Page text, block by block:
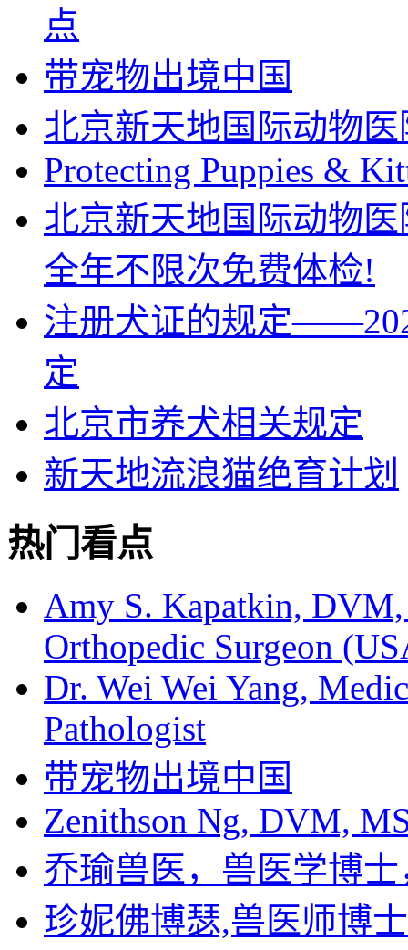
点
带宠物出境中国
北京新天地国际动物
Protecting Puppies &
北京新天地国际动物
全年不限次免费体检!
注册犬证的规定
定
北京市养犬相关规定
新天地流浪猫绝育计划
热门看点
Amy S. Kapatkin,
Orthopedic Surgeon
Dr. Wei Wei Yang,
Pathologist
带宠物出境中国
Zenithson Ng, DVM,
乔瑜兽医，兽医学博
珍妮佛博瑟,兽医师博